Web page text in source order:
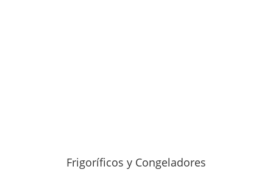
Frigoríficos y Congeladores